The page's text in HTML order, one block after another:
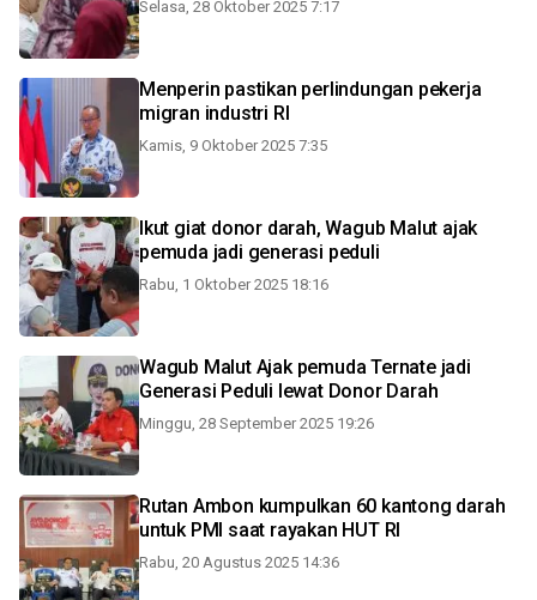
Selasa, 28 Oktober 2025 7:17
Menperin pastikan perlindungan pekerja
migran industri RI
Kamis, 9 Oktober 2025 7:35
Ikut giat donor darah, Wagub Malut ajak
pemuda jadi generasi peduli
Rabu, 1 Oktober 2025 18:16
Wagub Malut Ajak pemuda Ternate jadi
Generasi Peduli lewat Donor Darah
Minggu, 28 September 2025 19:26
Rutan Ambon kumpulkan 60 kantong darah
untuk PMI saat rayakan HUT RI
Rabu, 20 Agustus 2025 14:36